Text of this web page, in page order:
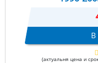
В
(актуальня цена и